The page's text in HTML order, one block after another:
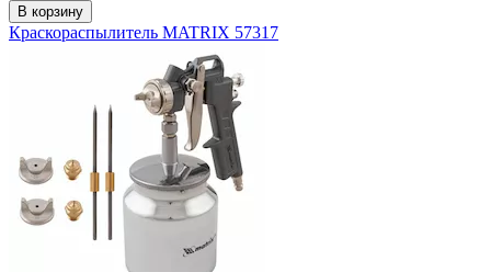
В корзину
Краскораспылитель MATRIX 57317